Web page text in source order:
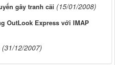
gây tranh cãi (15/01/2008)
OutLook Express với IMAP
(31/12/2007)